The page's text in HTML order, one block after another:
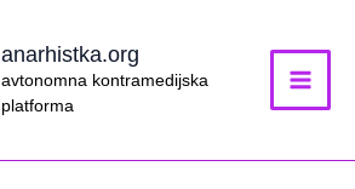
anarhistka.org
avtonomna kontramedijska
platforma